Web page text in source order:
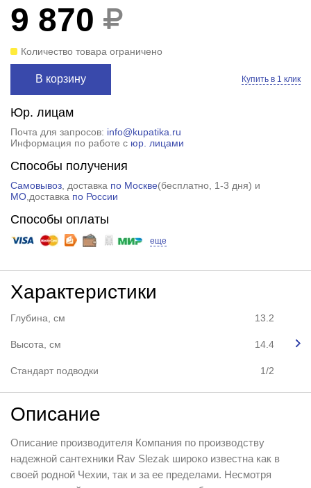
9 870
Количество товара ограничено
В корзину Купить в 1 клик
Юр. лицам
Почта для запросов: info@kupatika.ru
Информация по работе с юр. лицами
Способы получения
Самовывоз, доставка по Москве(бесплатно, 1-3 дня) и
МО,доставка по России
Способы оплаты
еще
Характеристики
Глубина, см 13.2
Высота, см 14.4
Стандарт подводки 1/2
Описание
Описание производителя Компания по производству
надежной сантехники Rav Slezak широко известна как в
своей родной Чехии, так и за ее пределами. Несмотря